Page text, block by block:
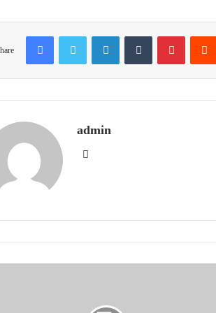
FacebookTwitter LinkedInTumblr
admin